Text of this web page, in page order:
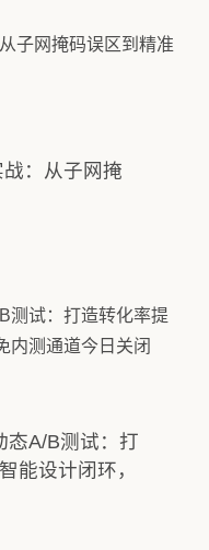
：从子网掩
态A/B测试：打
能设计闭环，